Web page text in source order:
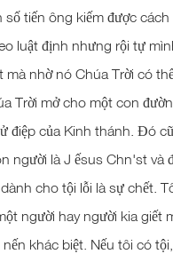
tiến ông kiếm được
luật định nhưng rội tự
nhờ nó Chúa Trời có
Trời mở cho một con
điệp của Kinh thánh. Đó
người là J ếsus Chn'st và
cho tội lỗi là sự chết.
người hay người kia giết
khác biệt. Nếu tôi có